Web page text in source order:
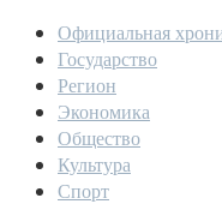
Официальная
Государство
Регион
Экономика
Общество
Культура
Спорт